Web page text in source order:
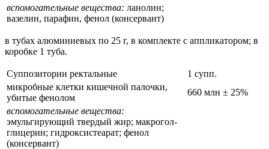
вспомогательные вещества: ланолин;
вазелин, парафин, фенол (консервант)
в тубах алюминиевых по 25 г, в комплекте с аппликатором; в
коробке 1 туба.
Суппозитории ректальные
1 супп.
микробные клетки кишечной палочки,
убитые фенолом
660 млн ± 25%
вспомогательные вещества:
эмульгирующий твердый жир; макрогол-
глицерин; гидроксистеарат; фенол
(консервант)